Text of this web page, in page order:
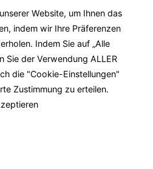
Website, um Ihnen das
indem wir Ihre Präferenzen
Indem Sie auf „Alle
Sie der Verwendung ALLER
die "Cookie-Einstellungen"
Zustimmung zu erteilen.